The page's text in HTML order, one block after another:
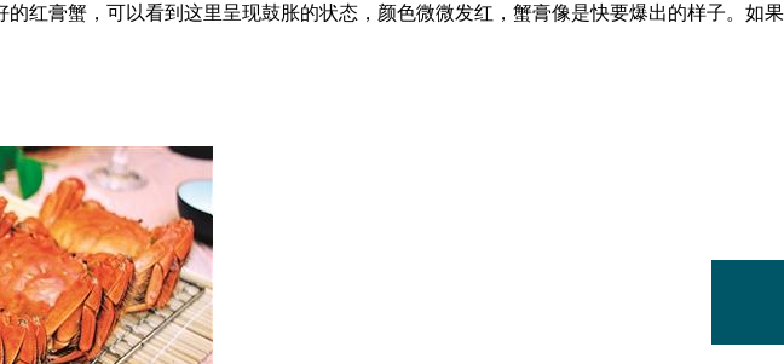
红膏蟹，可以看到这里呈现鼓胀的状态，颜色微微发红，蟹膏像是快要爆出的样子。如果